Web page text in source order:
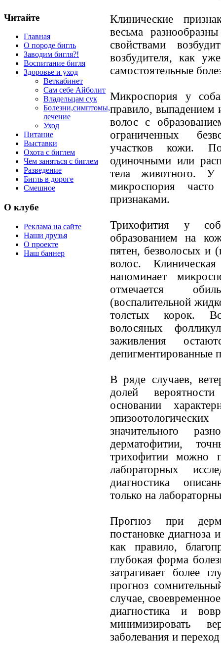
Читайте
Главная
О породе бигль
Заводим бигля?!
Воспитание бигля
Здоровье и уход
Веткабинет
Сам себе Айболит
Владельцам сук
Болезни,симптомы,
лечение
Уход
Питание
Выставки
Охота с биглем
Чем заняться с биглем
Разведение
Бигль в дороге
Смешное
О клубе
Реклама на сайте
Наши друзья
О проекте
Наш баннер
Клинические
весьма
свойствами
возбудителя, как
самостоятельные
Микроспория у
правило,
волос с
ограниченных
участков кожи.
одиночными или
тела животного. У
микроспория
признаками.
Трихофития у
образованием на
пятен, безволосых и
волос.
напоминает
отмечается
(воспалительной
толстых корок.
волосяных
заживления
депигментированные
В ряде случаев,
долей
основании
значительного
дерматофитии,
трихофитии можно
лабораторных
диагностика
только на
Прогноз при
постановке диагноза
как правило,
глубокая форма
затрагивает более
прогноз
случае,
диагностика и
минимизировать
заболевания и